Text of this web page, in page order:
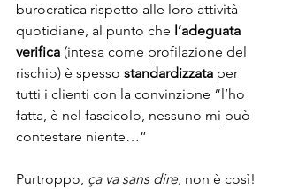
burocratica rispetto alle loro attività
quotidiane, al punto che l’adeguata
verifica (intesa come profilazione del
rischio) è spesso standardizzata per
tutti i clienti con la convinzione “l’ho
fatta, è nel fascicolo, nessuno mi può
contestare niente…”
Purtroppo, ça va sans dire, non è così!